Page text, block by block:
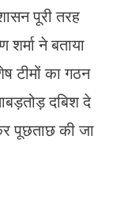
पूरी तरह
ने बताया
टीमों का गठन
दबिश दे
पूछताछ की जा